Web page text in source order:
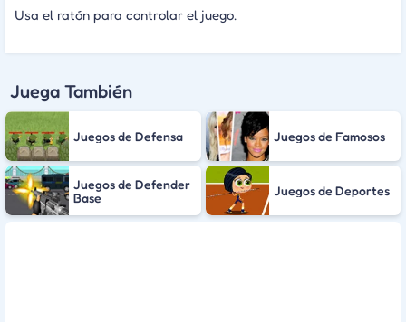
Usa el ratón para controlar el juego.
Juega También
Juegos de Defensa Juegos de Famosos
Juegos de Defender
Base
Juegos de Deportes